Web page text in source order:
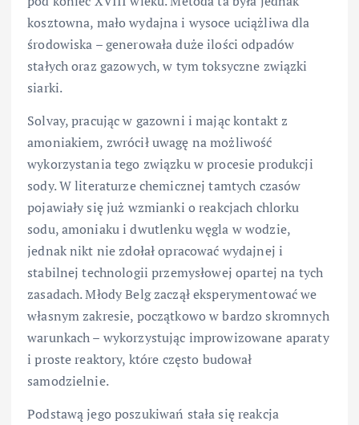
kosztowna, mało wydajna i wysoce uciążliwa dla
środowiska – generowała duże ilości odpadów
stałych oraz gazowych, w tym toksyczne związki
siarki.
Solvay, pracując w gazowni i mając kontakt z
amoniakiem, zwrócił uwagę na możliwość
wykorzystania tego związku w procesie produkcji
sody. W literaturze chemicznej tamtych czasów
pojawiały się już wzmianki o reakcjach chlorku
sodu, amoniaku i dwutlenku węgla w wodzie,
jednak nikt nie zdołał opracować wydajnej i
stabilnej technologii przemysłowej opartej na tych
zasadach. Młody Belg zaczął eksperymentować we
własnym zakresie, początkowo w bardzo skromnych
warunkach – wykorzystując improwizowane aparaty
i proste reaktory, które często budował
samodzielnie.
Podstawą jego poszukiwań stała się reakcja